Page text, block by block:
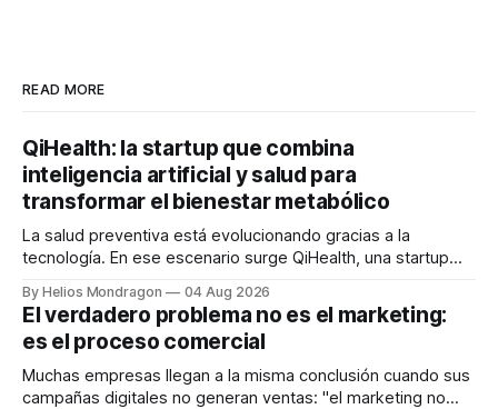
READ MORE
QiHealth: la startup que combina
inteligencia artificial y salud para
transformar el bienestar metabólico
La salud preventiva está evolucionando gracias a la
tecnología. En ese escenario surge QiHealth, una startup
dispositivos inteligentes, inteligencia artificial y monitoreo
en tiempo real para ayudar a las personas a tomar mejores
decisiones sobre su salud metabólica. Su propuesta busca
responder
By Helios Mondragon 04 Aug 2026
El verdadero problema no es el marketing:
es el proceso comercial
Muchas empresas llegan a la misma conclusión cuando sus
campañas digitales no generan ventas: "el marketing no